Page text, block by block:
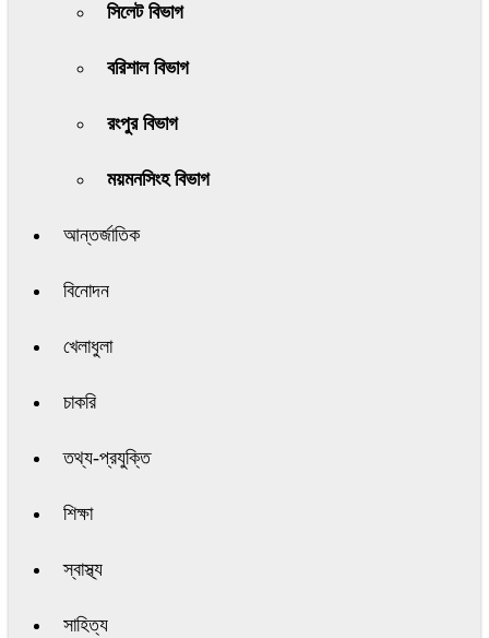
সিলেট বিভাগ
বরিশাল বিভাগ
রংপুর বিভাগ
ময়মনসিংহ বিভাগ
আন্তর্জাতিক
বিনোদন
খেলাধুলা
চাকরি
তথ্য-প্রযুক্তি
শিক্ষা
স্বাস্থ্য
সাহিত্য